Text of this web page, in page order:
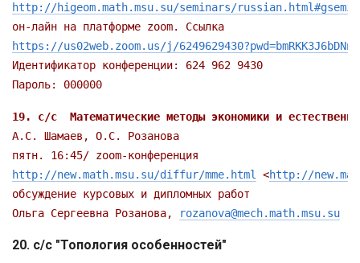
http://higeom.math.msu.su/seminars/
https://us02web.zoom.us/j/
Пароль: 000000
http://new.math.msu.su/diffur/mme.html
<http://
Ольга Сергеевна Розанова,
rozanova@mech.math.msu.su
20. с/с "Топология особенностей"